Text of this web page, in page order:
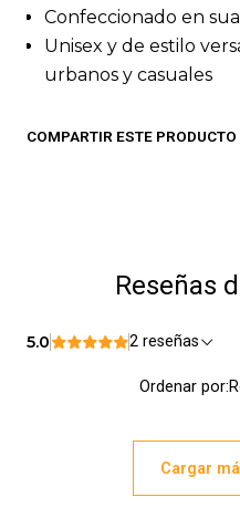
Confeccionado en
Unisex y de estilo
urbanos y casuales
COMPARTIR ESTE PRODUCTO
Reseñas
5.0 2 reseñas
Ordenar por:
Cargar